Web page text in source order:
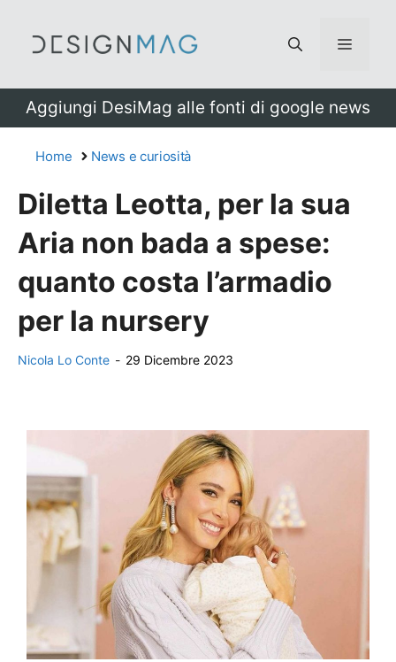
Menu
Aggiungi DesiMag alle fonti di google news
Home News e curiosità
Diletta Leotta, per la sua
Aria non bada a spese:
quanto costa l’armadio
per la nursery
Nicola Lo Conte - 29 Dicembre 2023